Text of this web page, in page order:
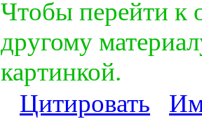
Чтобы перейти к
другому
картинкой.
Цитировать